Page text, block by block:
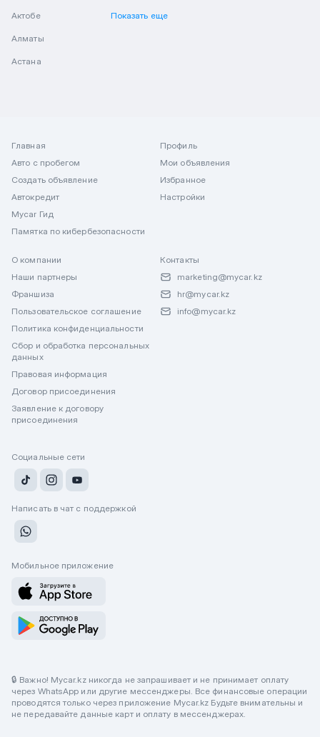
Актобе
Алматы
Астана
Показать еще
Главная
Авто с пробегом
Создать объявление
Автокредит
Mycar Гид
Памятка по кибербезопасности
Профиль
Мои объявления
Избранное
Настройки
О компании
Наши партнеры
Франшиза
Пользовательское соглашение
Политика конфиденциальности
Сбор и обработка персональных
данных
Правовая информация
Договор присоединения
Заявление к договору
присоединения
Контакты
marketing@mycar.kz
hr@mycar.kz
info@mycar.kz
Социальные сети
Написать в чат с поддержкой
Мобильное приложение
🔒 Важно! Mycar.kz никогда не запрашивает и не принимает оплату
через WhatsApp или другие мессенджеры. Все финансовые операции
проводятся только через приложение Mycar.kz Будьте внимательны и
не передавайте данные карт и оплату в мессенджерах.